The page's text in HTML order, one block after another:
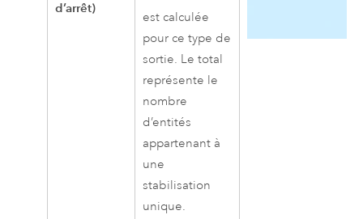
d’arrêt)
est calculée
pour ce type de
sortie. Le total
représente le
nombre
d’entités
appartenant à
une
stabilisation
unique.